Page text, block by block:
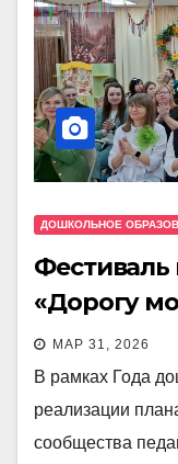
ДОШКОЛЬНОЕ
Фестиваль
«Дорогу
МАР 31, 2026
В рамках Года
реализации
сообщества